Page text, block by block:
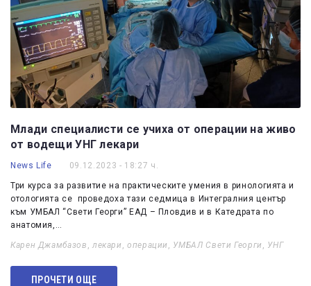
Млади специалисти се учиха от операции на живо
от водещи УНГ лекари
News Life 09.12.2023 - 18:27 ч.
Три курса за развитие на практическите умения в ринологията и
отологията се проведоха тази седмица в Интегралния център
към УМБАЛ “Свети Георги” ЕАД – Пловдив и в Катедрата по
анатомия,…
Карен Джамбазов , лекари ,операции , УМБАЛ Свети Георги , УНГ
ПРОЧЕТИ ОЩЕ